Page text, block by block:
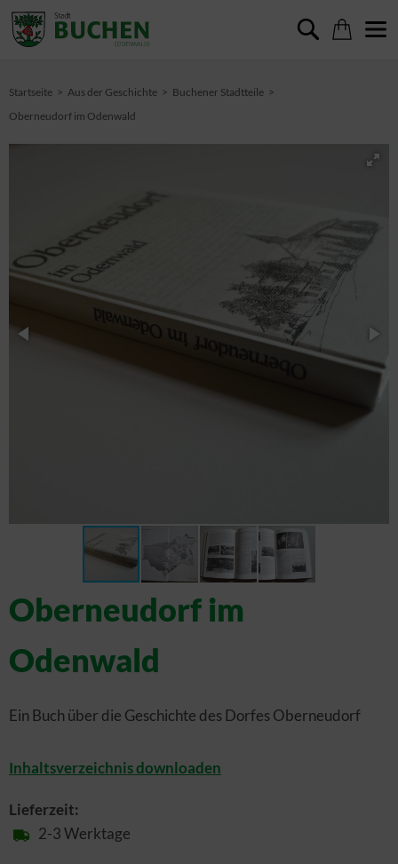
Startseite Aus der Geschichte
Buchener Stadtteile
Oberneudorf im Odenwald
Oberneudorf im
Odenwald
Ein Buch über die Geschichte des Dorfes Oberneudorf
Inhaltsverzeichnis downloaden
Lieferzeit:
2-3 Werktage